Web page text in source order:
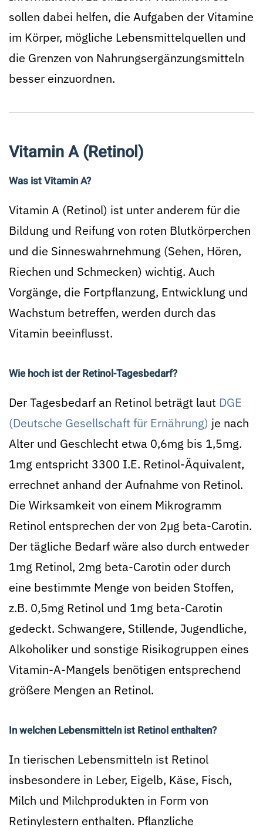
sollen dabei helfen, die Aufgaben der Vitamine
im Körper, mögliche Lebensmittelquellen und
die Grenzen von Nahrungsergänzungsmitteln
besser einzuordnen.
Vitamin A (Retinol)
Was ist Vitamin A?
Vitamin A (Retinol) ist unter anderem für die
Bildung und Reifung von roten Blutkörperchen
und die Sinneswahrnehmung (Sehen, Hören,
Riechen und Schmecken) wichtig. Auch
Vorgänge, die Fortpflanzung, Entwicklung und
Wachstum betreffen, werden durch das
Vitamin beeinflusst.
Wie hoch ist der Retinol-Tagesbedarf?
Der Tagesbedarf an Retinol beträgt laut DGE
(Deutsche Gesellschaft für Ernährung) je nach
Alter und Geschlecht etwa 0,6mg bis 1,5mg.
1mg entspricht 3300 I.E. Retinol-Äquivalent,
errechnet anhand der Aufnahme von Retinol.
Die Wirksamkeit von einem Mikrogramm
Retinol entsprechen der von 2µg beta-Carotin.
Der tägliche Bedarf wäre also durch entweder
1mg Retinol, 2mg beta-Carotin oder durch
eine bestimmte Menge von beiden Stoffen,
z.B. 0,5mg Retinol und 1mg beta-Carotin
gedeckt. Schwangere, Stillende, Jugendliche,
Alkoholiker und sonstige Risikogruppen eines
Vitamin-A-Mangels benötigen entsprechend
größere Mengen an Retinol.
In welchen Lebensmitteln ist Retinol enthalten?
In tierischen Lebensmitteln ist Retinol
insbesondere in Leber, Eigelb, Käse, Fisch,
Milch und Milchprodukten in Form von
Retinylestern enthalten. Pflanzliche